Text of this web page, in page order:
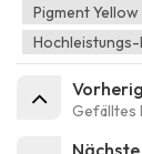
Pigment
Hochleistungs-
Gefälltes